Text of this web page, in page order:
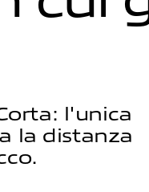
l'unica
la distanza